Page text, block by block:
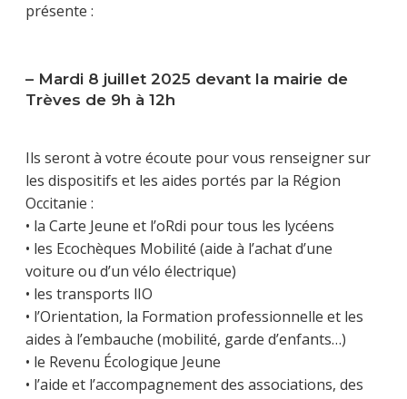
présente :
– Mardi 8 juillet 2025 devant la mairie de
Trèves de 9h à 12h
Ils seront à votre écoute pour vous renseigner sur
les dispositifs et les aides portés par la Région
Occitanie :
• la Carte Jeune et l’oRdi pour tous les lycéens
• les Ecochèques Mobilité (aide à l’achat d’une
voiture ou d’un vélo électrique)
• les transports lIO
• l’Orientation, la Formation professionnelle et les
aides à l’embauche (mobilité, garde d’enfants…)
• le Revenu Écologique Jeune
• l’aide et l’accompagnement des associations, des